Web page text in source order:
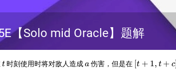
【Solo mid Oracle】题解
t
t 时刻使用时将对敌人造成a
a伤害，但是在 [t+1,t+c]
[t + 1, t + c]